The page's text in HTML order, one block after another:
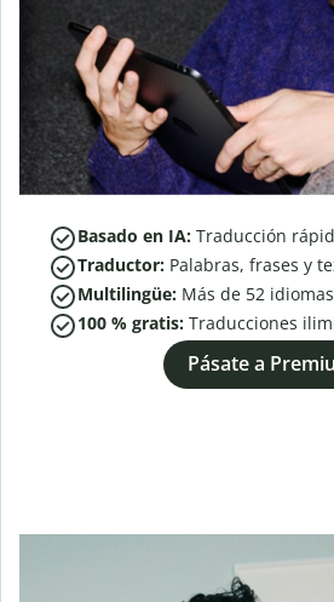
Basado en IA: Traducción
Traductor: Palabras, frases y
Multilingüe: Más de 52
100 % gratis: Traducciones
Pásate a